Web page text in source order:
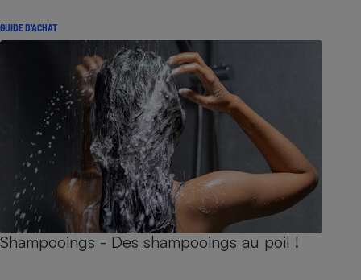
GUIDE D'ACHAT
Shampooings - Des shampooings au poil !